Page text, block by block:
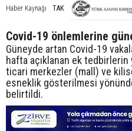
Haber Kaynağı TAK
Covid-19 önlemlerine
Güneyde artan Covid-19
hafta açıklanan ek tedbirlerin
ticari merkezler (mall) ve
esneklik gösterilmesi
belirtildi.